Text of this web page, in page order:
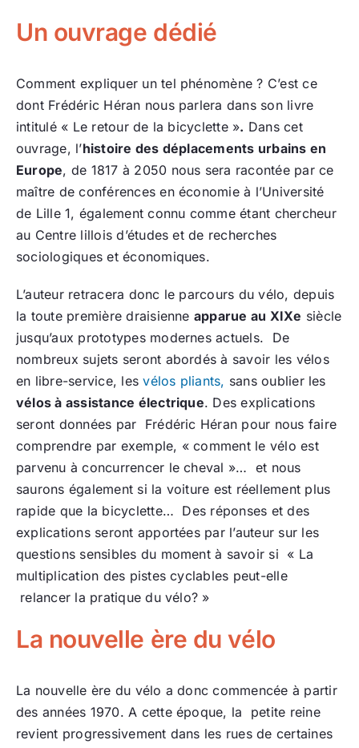
Un ouvrage dédié
Comment expliquer un tel phénomène ? C’est ce
dont Frédéric Héran nous parlera dans son livre
intitulé « Le retour de la bicyclette ». Dans cet
ouvrage, l’histoire des déplacements urbains en
Europe, de 1817 à 2050 nous sera racontée par ce
maître de conférences en économie à l’Université
de Lille 1, également connu comme étant chercheur
au Centre lillois d’études et de recherches
sociologiques et économiques.
L’auteur retracera donc le parcours du vélo, depuis
la toute première draisienne apparue au XIXe siècle
jusqu’aux prototypes modernes actuels. De
nombreux sujets seront abordés à savoir les vélos
en libre-service, lesvélos pliants, sans oublier les
vélos à assistance électrique. Des explications
seront données par Frédéric Héran pour nous faire
comprendre par exemple, « comment le vélo est
parvenu à concurrencer le cheval »… et nous
saurons également si la voiture est réellement plus
rapide que la bicyclette… Des réponses et des
explications seront apportées par l’auteur sur les
questions sensibles du moment à savoir si « La
multiplication des pistes cyclables peut-elle
relancer la pratique du vélo? »
La nouvelle ère du vélo
La nouvelle ère du vélo a donc commencée à partir
des années 1970. A cette époque, la petite reine
revient progressivement dans les rues de certaines